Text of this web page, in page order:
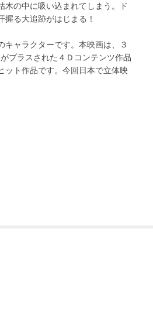
の中に吸い込まれてしまう。ド
る大追跡がはじまる！
ャラクターです。本映画は、３
プラスされた４Ｄコンテンツ作品
ット作品です。今回日本で立体映